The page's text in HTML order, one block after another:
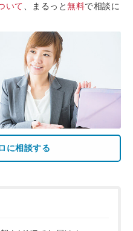
いて 、まるっと無料で相談に
に相談する